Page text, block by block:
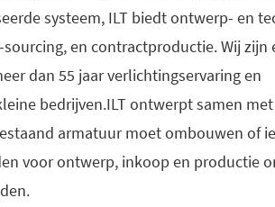
systeem, ILT biedt ontwerp- en
en contractproductie. Wij zijn
dan 55 jaar verlichtingservaring en
bedrijven.ILT ontwerpt samen
armatuur moet ombouwen of
voor ontwerp, inkoop en productie